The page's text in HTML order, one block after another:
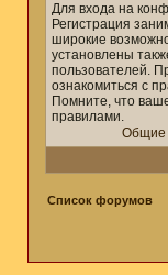
Для входа на
Регистрация
широкие
установлены
пользователей.
ознакомиться с
Помните, что
правилами.
Общие
Список форумов